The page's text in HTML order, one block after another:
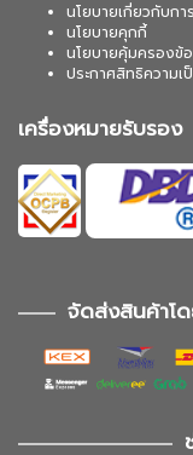
นโยบายเกี่ยวกับก
นโยบายคุกกี้
นโยบายคุ้มครองข้
ประกาศสิทธิความ
เครื่องหมายรับรอง
จัดส่งสินค้าโ